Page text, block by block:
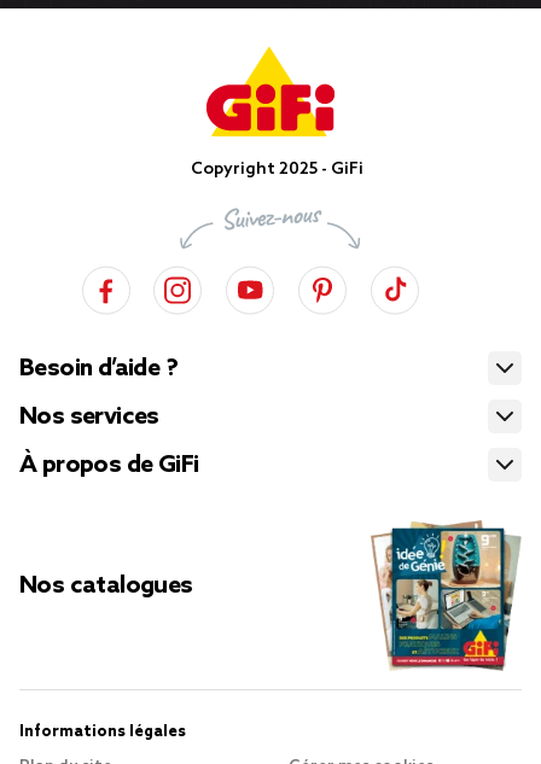
Copyright 2025 - GiFi
Besoin d’aide ?
Nos services
À propos de GiFi
Nos catalogues
Informations légales